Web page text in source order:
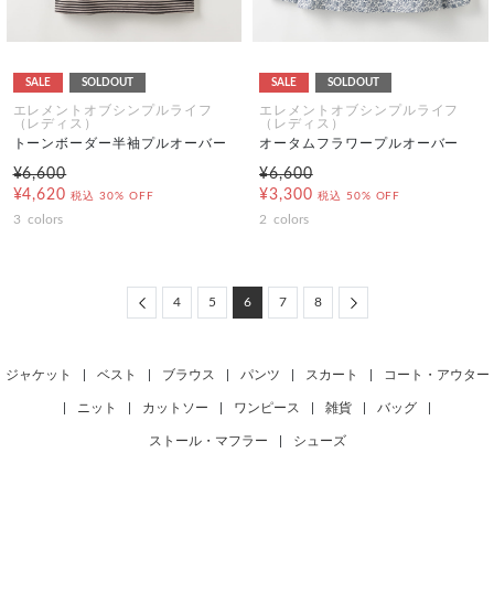
SALE SOLDOUT
エレメントオブシンプルライフ
（レディス）
トーンボーダー半袖プルオーバー
¥6,600
¥4,620 税込 30% OFF
3 colors
SALE SOLDOUT
エレメントオブシンプルライフ
（レディス）
オータムフラワープルオーバー
¥6,600
¥3,300 税込 50% OFF
2 colors
Previous
4 5 6 7 8 Next
ジャケット ベスト ブラウス パンツ スカート コート・アウター
ニット カットソー ワンピース 雑貨 バッグ
ストール・マフラー シューズ